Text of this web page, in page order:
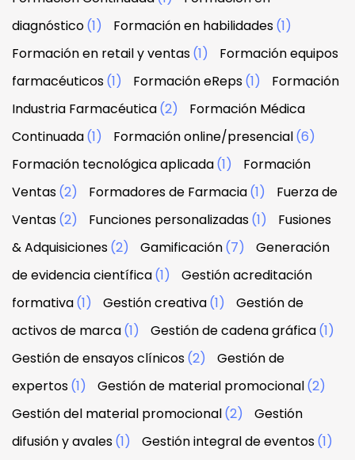
diagnóstico(1) Formación en habilidades(1)
Formación en retail y ventas(1)
Formación equipos
farmacéuticos(1) Formación eReps(1)
Formación
Industria Farmacéutica(2)
Formación Médica
Continuada(1) Formación online/presencial(6)
Formación tecnológica aplicada(1)
Formación
Ventas(2) Formadores de Farmacia(1)
Fuerza de
Ventas(2) Funciones personalizadas(1)
Fusiones
& Adquisiciones(2) Gamificación(7)
Generación
de evidencia científica(1)
Gestión acreditación
formativa(1) Gestión creativa(1)
Gestión de
activos de marca(1) Gestión de cadena gráfica(1)
Gestión de ensayos clínicos(2)
Gestión de
expertos(1) Gestión de material promocional(2)
Gestión del material promocional(2)
Gestión
difusión y avales(1) Gestión integral de eventos(1)